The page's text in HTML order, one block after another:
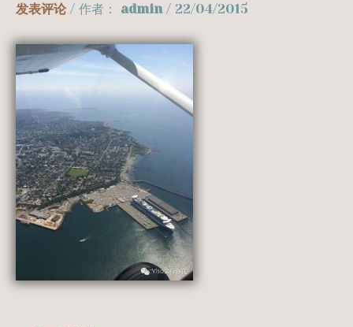
发表评论 / 作者： admin / 22/04/2015